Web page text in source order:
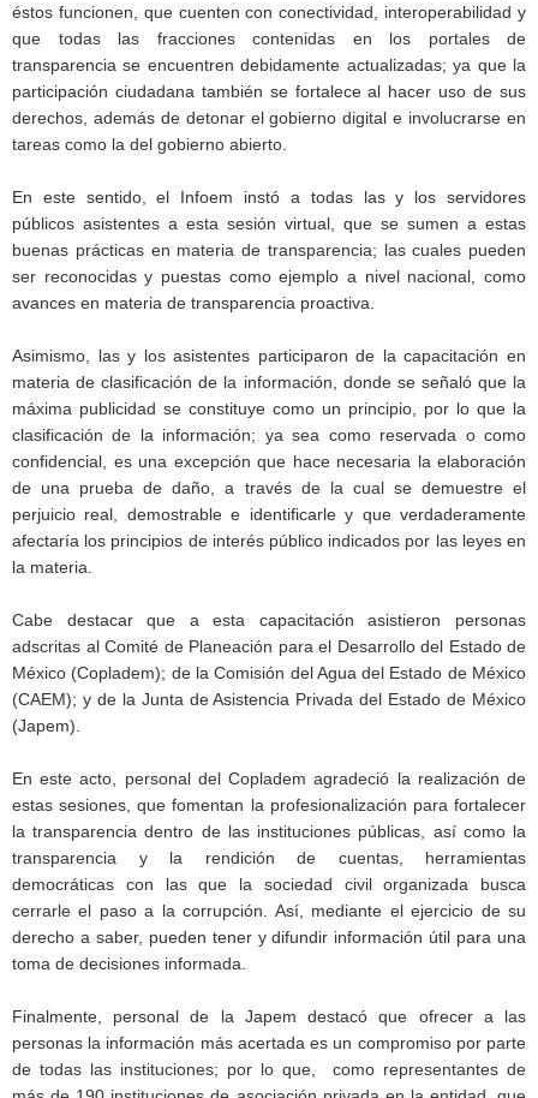
éstos funcionen, que cuenten con conectividad, interoperabilidad y
que todas las fracciones contenidas en los portales de
transparencia se encuentren debidamente actualizadas; ya que la
participación ciudadana también se fortalece al hacer uso de sus
derechos, además de detonar el gobierno digital e involucrarse en
tareas como la del gobierno abierto.
En este sentido, el Infoem instó a todas las y los servidores
públicos asistentes a esta sesión virtual, que se sumen a estas
buenas prácticas en materia de transparencia; las cuales pueden
ser reconocidas y puestas como ejemplo a nivel nacional, como
avances en materia de transparencia proactiva.
Asimismo, las y los asistentes participaron de la capacitación en
materia de clasificación de la información, donde se señaló que la
máxima publicidad se constituye como un principio, por lo que la
clasificación de la información; ya sea como reservada o como
confidencial, es una excepción que hace necesaria la elaboración
de una prueba de daño, a través de la cual se demuestre el
perjuicio real, demostrable e identificarle y que verdaderamente
afectaría los principios de interés público indicados por las leyes en
la materia.
Cabe destacar que a esta capacitación asistieron personas
adscritas al Comité de Planeación para el Desarrollo del Estado de
México (Copladem); de la Comisión del Agua del Estado de México
(CAEM); y de la Junta de Asistencia Privada del Estado de México
(Japem).
En este acto, personal del Copladem agradeció la realización de
estas sesiones, que fomentan la profesionalización para fortalecer
la transparencia dentro de las instituciones públicas, así como la
transparencia y la rendición de cuentas, herramientas
democráticas con las que la sociedad civil organizada busca
cerrarle el paso a la corrupción. Así, mediante el ejercicio de su
derecho a saber, pueden tener y difundir información útil para una
toma de decisiones informada.
Finalmente, personal de la Japem destacó que ofrecer a las
personas la información más acertada es un compromiso por parte
de todas las instituciones; por lo que, como representantes de